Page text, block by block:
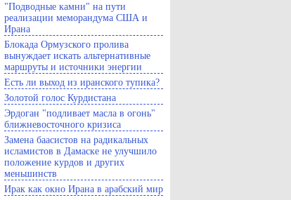
"Подводные камни" на пути
реализации меморандума США и
Ирана
Блокада Ормузского пролива
вынуждает искать альтернативные
маршруты и источники энергии
Есть ли выход из иранского тупика?
Золотой голос Курдистана
Эрдоган "подливает масла в огонь"
ближневосточного кризиса
Замена баасистов на радикальных
исламистов в Дамаске не улучшило
положение курдов и других
меньшинств
Ирак как окно Ирана в арабский мир